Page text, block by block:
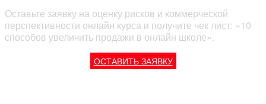
Оставьте заявку на оценку рисков и коммерческой
перспективности онлайн курса и получите чек лист: «10
способов увеличить продажи в онлайн школе».
ОСТАВИТЬ ЗАЯВКУ